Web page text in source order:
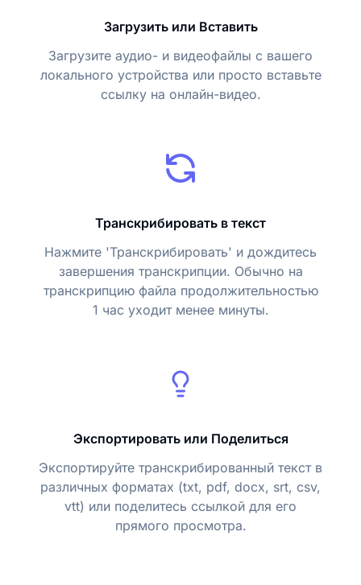
Загрузить или Вставить
Загрузите аудио- и видеофайлы с вашего
локального устройства или просто вставьте
ссылку на онлайн-видео.
Транскрибировать в текст
Нажмите 'Транскрибировать' и дождитесь
завершения транскрипции. Обычно на
транскрипцию файла продолжительностью
1 час уходит менее минуты.
Экспортировать или Поделиться
Экспортируйте транскрибированный текст в
различных форматах (txt, pdf, docx, srt, csv,
vtt) или поделитесь ссылкой для его
прямого просмотра.